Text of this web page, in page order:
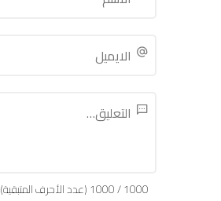
1000
/
1000(عدد الأحرف المتبقية)